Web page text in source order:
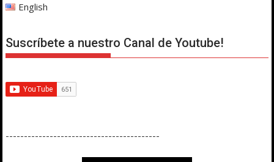
English
Suscríbete a nuestro Canal de Youtube!
------------------------------------------